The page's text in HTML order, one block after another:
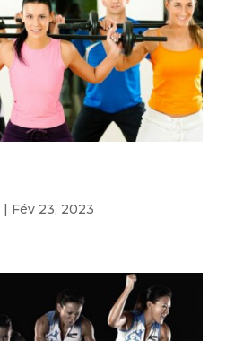
| Fév 23, 2023